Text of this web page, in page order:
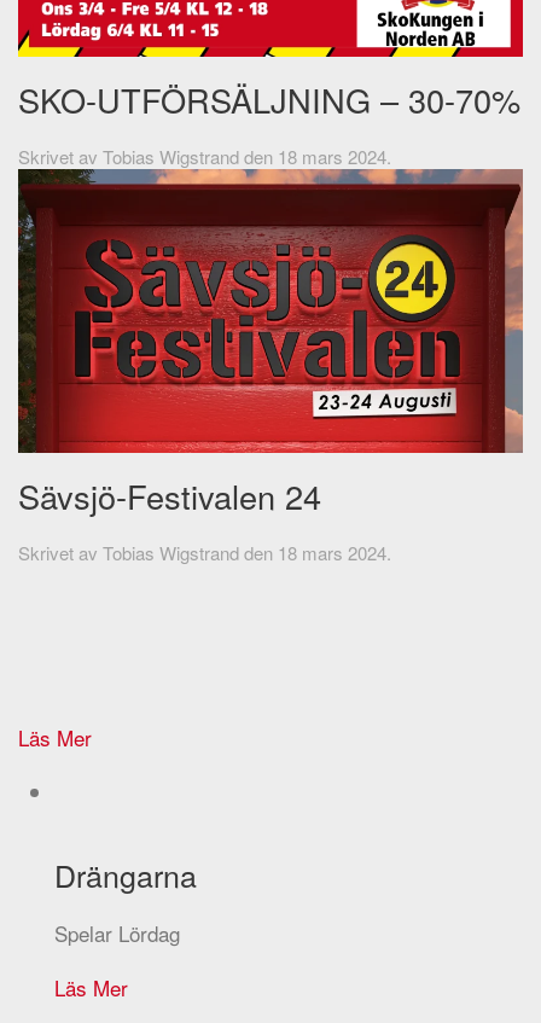
SKO-UTFÖRSÄLJNING – 30-70%
Skrivet av Tobias Wigstrandden 18 mars 2024.
Sävsjö-Festivalen 24
Skrivet av Tobias Wigstrandden 18 mars 2024.
Läs Mer
Drängarna
Spelar Lördag
Läs Mer